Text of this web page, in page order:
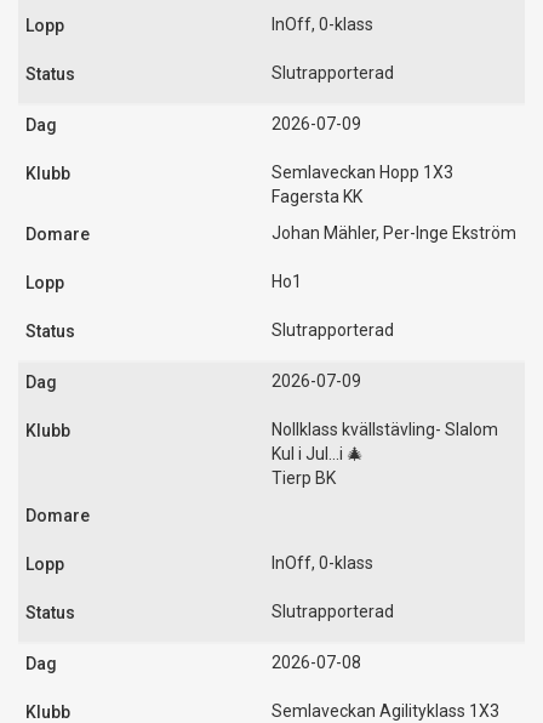
InOff, 0-klass
Slutrapporterad
2026-07-09
Semlaveckan Hopp 1X3
Fagersta KK
Johan Mähler, Per-Inge Ekström
Ho1
Slutrapporterad
2026-07-09
Nollklass kvällstävling- Slalom
Kul i Jul...i 🎄
Tierp BK
InOff, 0-klass
Slutrapporterad
2026-07-08
Semlaveckan Agilityklass 1X3